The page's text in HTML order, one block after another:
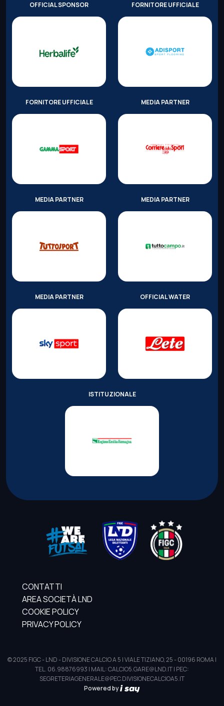
OFFICIAL SPONSOR FORNITORE UFFICIALE
FORNITORE UFFICIALE MEDIA PARTNER
MEDIA PARTNER MEDIA PARTNER
MEDIA PARTNER OFFICIAL WATER
ISTITUZIONALE
CONTATTI
AREA SOCIETÀ LND
COOKIE POLICY
PRIVACY POLICY
© 2025 FIGC - LND - DIVISIONE CALCIO A 5 | VIALE TIZIANO, 25 - 00196 ROMA |
TEL. 06.98876993 | MAIL: CALCIO5.GARE@LND.IT | PEC:
SEGRETERIAGENERALE@PEC.DIVISIONECALCIOA5.IT
Powered by